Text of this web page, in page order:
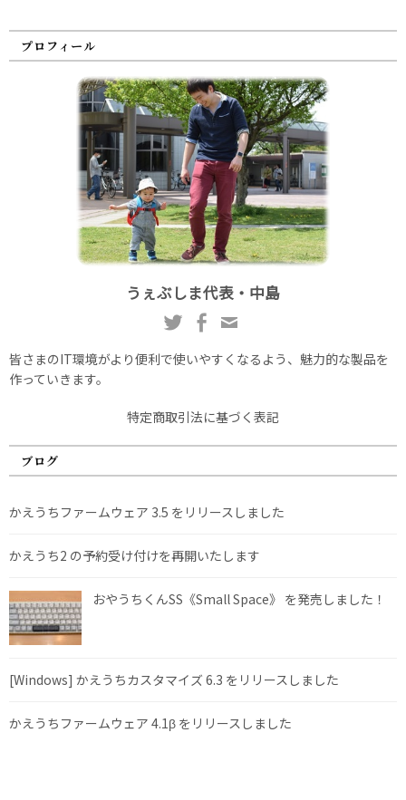
プロフィール
うぇぶしま代表・中島
皆さまのIT環境がより便利で使いやすくなるよう、魅力的な製品を
作っていきます。
特定商取引法に基づく表記
ブログ
かえうちファームウェア 3.5 をリリースしました
かえうち2 の予約受け付けを再開いたします
おやうちくんSS《Small Space》 を発売しました！
[Windows] かえうちカスタマイズ 6.3 をリリースしました
かえうちファームウェア 4.1β をリリースしました